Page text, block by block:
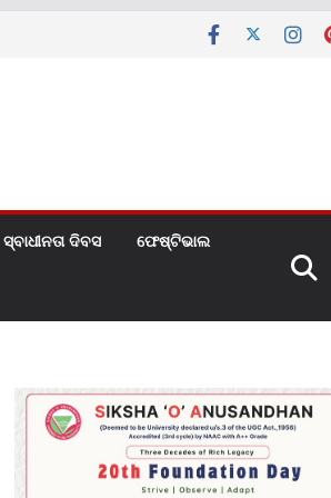
ସ୍ବାଧୀନତା ଦିବସ ଫେଷ୍ଟିଭାଲ